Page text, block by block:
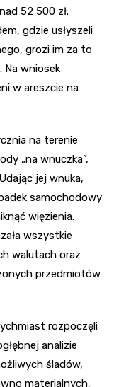
52 500 zł.
gdzie usłyszeli
grozi im za to
Na wniosek
w areszcie na
na terenie
„na wnuczka”,
jej wnuka,
samochodowy
więzienia.
wszystkie
walutach oraz
przedmiotów
rozpoczęli
analizie
śladów,
materialnych,